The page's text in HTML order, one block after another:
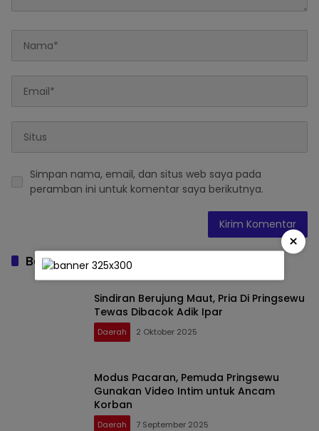
Simpan nama, email, dan situs web saya pada
peramban ini untuk komentar saya berikutnya.
Baca Juga
Sindiran Berujung Maut, Pria Di Pringsewu
Tewas Dibacok Adik Ipar
Daerah 2 Oktober 2025
Modus Pacaran, Pemuda Pringsewu
Gunakan Video Intim untuk Ancam
Korban
Daerah 7 September 2025
×